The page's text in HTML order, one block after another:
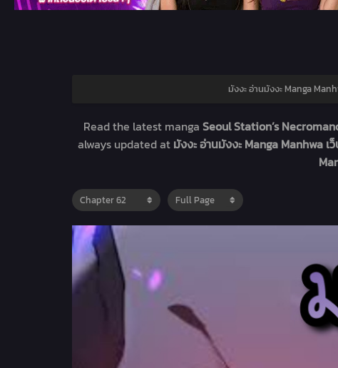
มังงะ อ่านมังงะ Manga
Read the latest manga Seoul Station’s
always updated at มังงะ อ่านมังงะ Manga Manhwa